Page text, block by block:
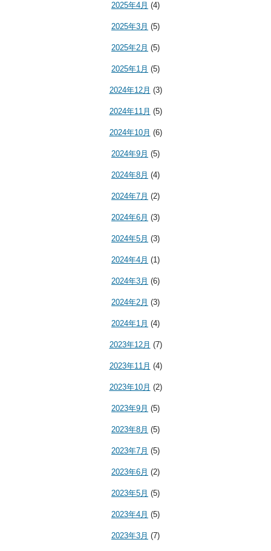
2025年4月 (4)
2025年3月 (5)
2025年2月 (5)
2025年1月 (5)
2024年12月 (3)
2024年11月 (5)
2024年10月 (6)
2024年9月 (5)
2024年8月 (4)
2024年7月 (2)
2024年6月 (3)
2024年5月 (3)
2024年4月 (1)
2024年3月 (6)
2024年2月 (3)
2024年1月 (4)
2023年12月 (7)
2023年11月 (4)
2023年10月 (2)
2023年9月 (5)
2023年8月 (5)
2023年7月 (5)
2023年6月 (2)
2023年5月 (5)
2023年4月 (5)
2023年3月 (7)